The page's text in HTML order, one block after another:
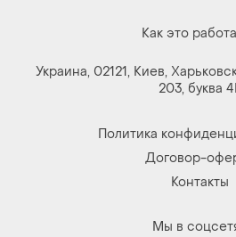
Как это
Украина, 02121, Киев,
203, буква
Политика
Договор-
Контакты
Мы в